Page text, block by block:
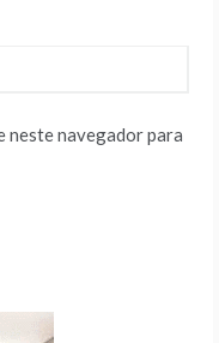
neste navegador para